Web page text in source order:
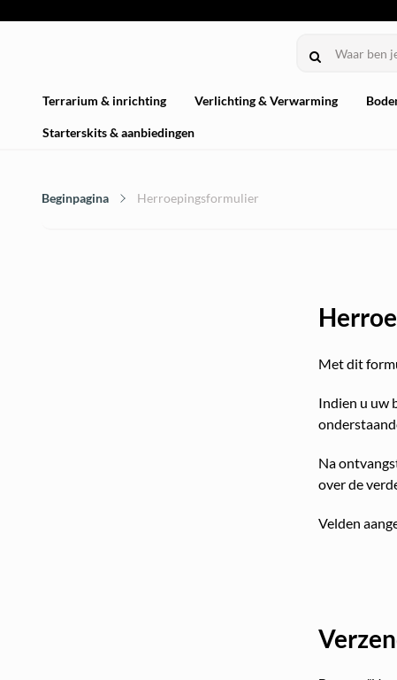
Terrarium & inrichting Verlichting & Verwarming
Starterskits & aanbiedingen
Beginpagina Herroepingsformulier
Met dit
Indien u uw
Na
over de
Velden